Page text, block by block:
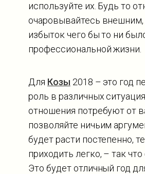
используйте их. Будь то
очаровывайтесь внешним,
избыток чего бы то ни
профессиональной жизни.
Для Козы 2018 – это год
роль в различных
отношения потребуют от
позволяйте ничьим
будет расти постепенно,
приходить легко, – так
Это будет отличный год